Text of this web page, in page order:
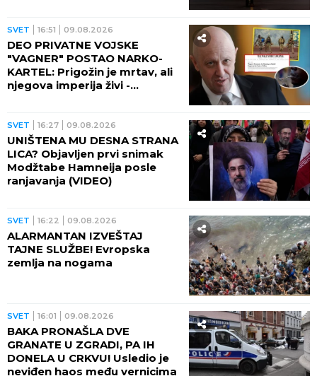
SVET 16:51 09.08.2026
DEO PRIVATNE VOJSKE
"VAGNER" POSTAO NARKO-
KARTEL: Prigožin je mrtav, ali
njegova imperija živi -
SVET 16:27 09.08.2026
UNIŠTENA MU DESNA STRANA
LICA? Objavljen prvi snimak
Modžtabe Hamneija posle
ranjavanja (VIDEO)
SVET 16:22 09.08.2026
ALARMANTAN IZVEŠTAJ
TAJNE SLUŽBE! Evropska
zemlja na nogama
SVET 16:01 09.08.2026
BAKA PRONAŠLA DVE
GRANATE U ZGRADI, PA IH
DONELA U CRKVU! Usledio je
neviđen haos među vernicima